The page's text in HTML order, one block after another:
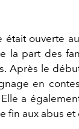
était ouverte
la part des
Après le
en
a
fin aux abus